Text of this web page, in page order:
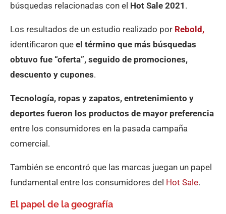
búsquedas relacionadas con el Hot Sale 2021 .
Los resultados de un estudio realizado por Rebold,
identificaron que el término que más búsquedas
obtuvo fue “oferta”, seguido de promociones,
descuento y cupones.
Tecnología, ropas y zapatos, entretenimiento y
deportes fueron los productos de mayor preferencia
entre los consumidores en la pasada campaña
comercial.
También se encontró que las marcas juegan un papel
fundamental entre los consumidores del Hot Sale.
El papel de la geografía